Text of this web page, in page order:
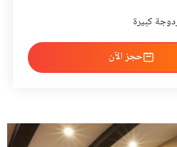
احجز الآن